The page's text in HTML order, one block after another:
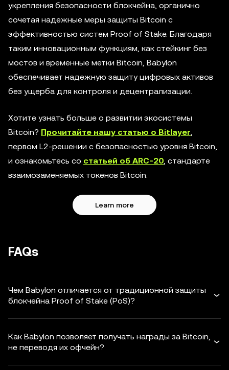
укрепления безопасности блокчейна, органично
сочетая надежные меры защиты Bitcoin с
эффективностью систем Proof of Stake. Благодаря
таким инновационным функциям, как стейкинг без
мостов и временные метки Bitcoin, Babylon
обеспечивает надежную защиту цифровых активов
без ущерба для контроля и децентрализации.
Хотите узнать больше о развитии экосистемы
Bitcoin? Прочитайте нашу статью о Bitlayer,
первом L2-решении с безопасностью уровня Bitcoin,
и ознакомьтесь со статьей об ARC-20, стандарте
взаимозаменяемых токенов Bitcoin.
Learn more
FAQs
Чем Babylon отличается от традиционной защиты
блокчейна Proof of Stake (PoS)?
Как Babylon позволяет получать награды за Bitcoin,
не переводя их офчейн?